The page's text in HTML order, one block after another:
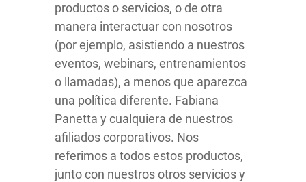
productos o servicios, o de otra
manera interactuar con nosotros
(por ejemplo, asistiendo a nuestros
eventos, webinars, entrenamientos
o llamadas), a menos que aparezca
una política diferente. Fabiana
Panetta y cualquiera de nuestros
afiliados corporativos. Nos
referimos a todos estos productos,
junto con nuestros otros servicios y